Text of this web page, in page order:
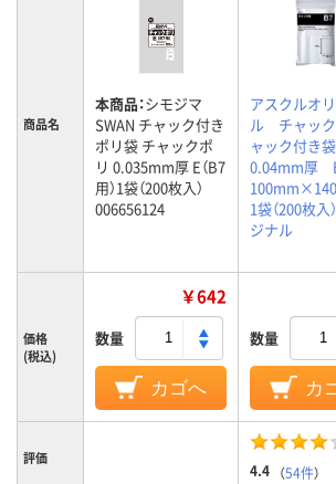
商品名
本商品：シモジマ
SWAN チャック付き
ポリ袋 チャックポ
リ 0.035mm厚 E（B7
用）1袋（200枚入）
006656124
アスクルオ
ル チャック
ャック付き
0.04mm厚
1袋（200枚入
ジナル
価格
(税込)
￥642
数量
カゴへ
数量
カ
評価
4.4 （54件）